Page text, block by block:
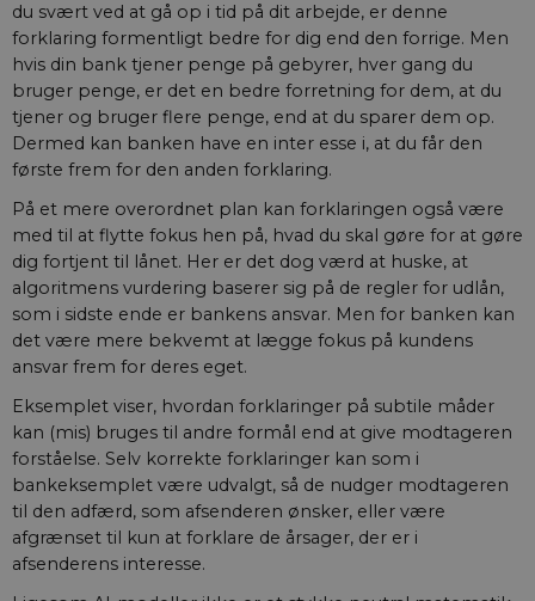
du svært ved at gå op i tid på dit arbejde, er denne
forklaring formentligt bedre for dig end den forrige. Men
hvis din bank tjener penge på gebyrer, hver gang du
bruger penge, er det en bedre forretning for dem, at du
tjener og bruger flere penge, end at du sparer dem op.
Dermed kan banken have en inter esse i, at du får den
første frem for den anden forklaring.
På et mere overordnet plan kan forklaringen også være
med til at flytte fokus hen på, hvad du skal gøre for at gøre
dig fortjent til lånet. Her er det dog værd at huske, at
algoritmens vurdering baserer sig på de regler for udlån,
som i sidste ende er bankens ansvar. Men for banken kan
det være mere bekvemt at lægge fokus på kundens
ansvar frem for deres eget.
Eksemplet viser, hvordan forklaringer på subtile måder
kan (mis) bruges til andre formål end at give modtageren
forståelse. Selv korrekte forklaringer kan som i
bankeksemplet være udvalgt, så de nudger modtageren
til den adfærd, som afsenderen ønsker, eller være
afgrænset til kun at forklare de årsager, der er i
afsenderens interesse.